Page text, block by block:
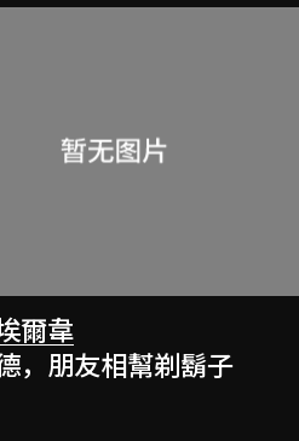
爾韋
，朋友相幫剃鬍子